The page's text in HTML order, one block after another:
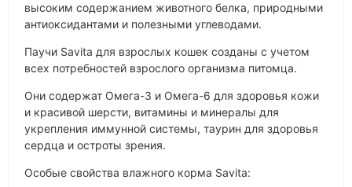
высоким содержанием животного белка, природными
антиоксидантами и полезными углеводами.
Паучи Savita для взрослых кошек созданы с учетом
всех потребностей взрослого организма питомца.
Они содержат Омега-3 и Омега-6 для здоровья кожи
и красивой шерсти, витамины и минералы для
укрепления иммунной системы, таурин для здоровья
сердца и остроты зрения.
Особые свойства влажного корма Savita: